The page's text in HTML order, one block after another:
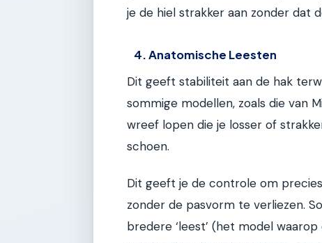
je de hiel strakker aan zonder dat
4. Anatomische Leesten
Dit geeft stabiliteit aan de hak
sommige modellen, zoals die van
wreef lopen die je losser of
schoen.
Dit geeft je de controle om
zonder de pasvorm te verliezen.
bredere ‘leest’ (het model